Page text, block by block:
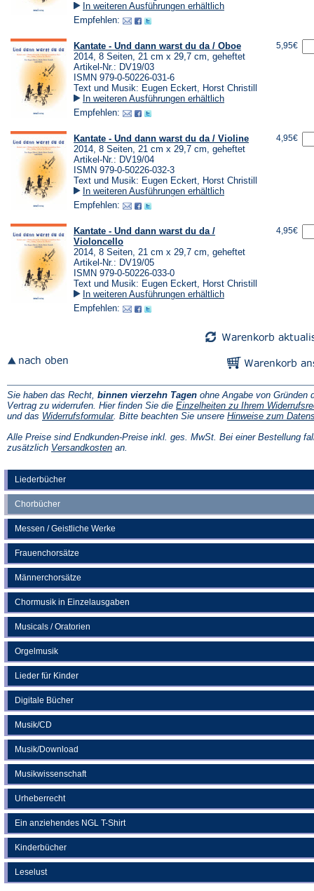
Liederbücher
Chorbücher
Messen / Geistliche Werke
Frauenchorsätze
Männerchorsätze
Chormusik in Einzelausgaben
Musicals / Oratorien
Orgelmusik
Lieder für Kinder
Digitale Bücher
Musik/CD
Musik/Download
Musikwissenschaft
Urheberrecht
Ein anziehendes NGL T-Shirt
Kinderbücher
Leselust
In weiteren Ausführungen erhältlich
Empfehlen:
Kantate - Und dann warst du da / Oboe
2014, 8 Seiten, 21 cm x 29,7 cm, geheftet
Artikel-Nr.: DV19/03
ISMN 979-0-50226-031-6
Text und Musik: Eugen Eckert, Horst Christill
In weiteren Ausführungen erhältlich
Empfehlen:
5,95€
Kantate - Und dann warst du da / Violine
2014, 8 Seiten, 21 cm x 29,7 cm, geheftet
Artikel-Nr.: DV19/04
ISMN 979-0-50226-032-3
Text und Musik: Eugen Eckert, Horst Christill
In weiteren Ausführungen erhältlich
Empfehlen:
4,95€
Kantate - Und dann warst du da /
Violoncello
2014, 8 Seiten, 21 cm x 29,7 cm, geheftet
Artikel-Nr.: DV19/05
ISMN 979-0-50226-033-0
Text und Musik: Eugen Eckert, Horst Christill
In weiteren Ausführungen erhältlich
Empfehlen:
4,95€
Sie haben das Recht, binnen vierzehn Tagen ohne Angabe von Gründen
Vertrag zu widerrufen. Hier finden Sie die Einzelheiten zu Ihrem
und das Widerrufsformular(Öffnet
einem
neuen
. Bitte beachten Sie unsere Hinweise zum
Alle Preise sind Endkunden-Preise inkl. ges. MwSt. Bei einer Bestellung
zusätzlich Versandkosten(Öffnet
an.